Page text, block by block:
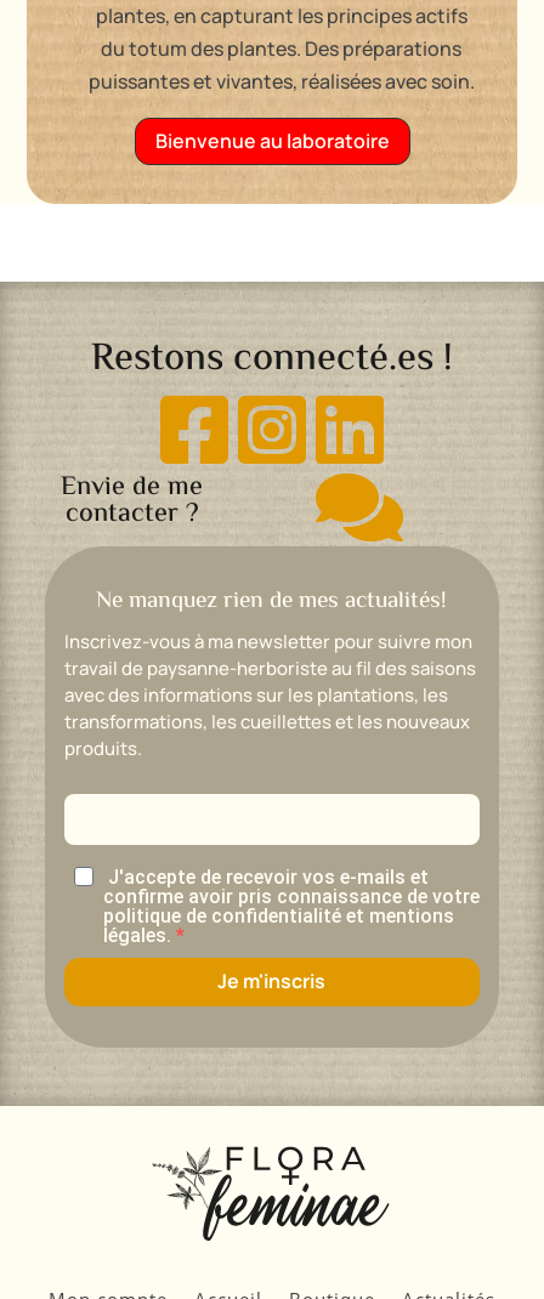
plantes, en capturant les principes actifs
du totum des plantes. Des préparations
puissantes et vivantes, réalisées avec soin.
Bienvenue au laboratoire
Restons connecté.es !
  
Envie de me
contacter ? 
Ne manquez rien de mes actualités!
Inscrivez-vous à ma newsletter pour suivre mon
travail de paysanne-herboriste au fil des saisons
avec des informations sur les plantations, les
transformations, les cueillettes et les nouveaux
produits.
J'accepte de recevoir vos e-mails et
confirme avoir pris connaissance de votre
politique de confidentialité et mentions
légales.
Je m'inscris